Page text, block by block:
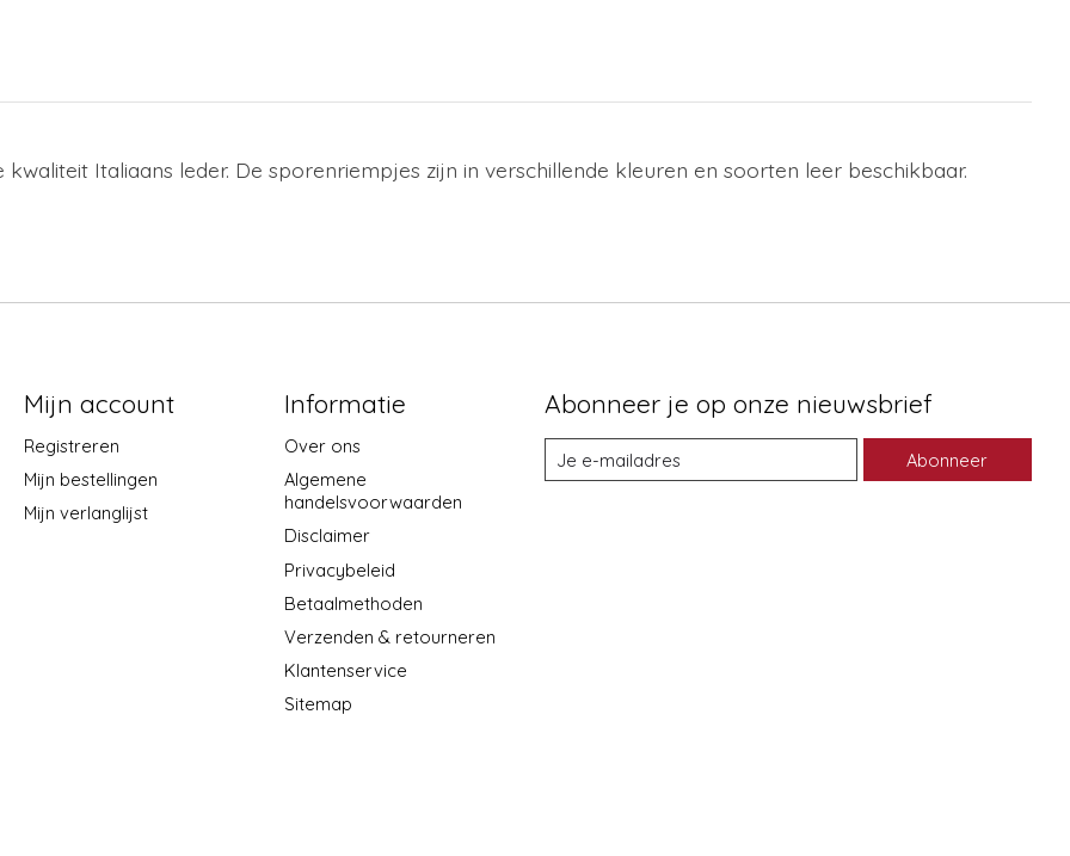
Italiaans leder. De sporenriempjes zijn in verschillende kleuren en soorten leer beschikbaar.
Mijn account
Registreren
Mijn bestellingen
Mijn verlanglijst
Informatie
Over ons
Algemene
handelsvoorwaarden
Disclaimer
Privacybeleid
Betaalmethoden
Verzenden & retourneren
Klantenservice
Sitemap
Abonneer je op onze nieuwsbrief
Abonneer